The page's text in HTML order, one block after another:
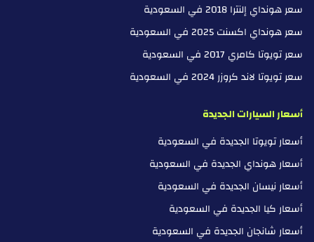
سعر هونداي إلنترا 2018 في السعودية
سعر هونداي اكسنت 2025 في السعودية
سعر تويوتا كامري 2017 في السعودية
سعر تويوتا لاند كروزر 2024 في السعودية
أسعار السيارات الجديدة
أسعار تويوتا الجديدة في السعودية
أسعار هونداي الجديدة في السعودية
أسعار نيسان الجديدة في السعودية
أسعار كيا الجديدة في السعودية
أسعار شانجان الجديدة في السعودية